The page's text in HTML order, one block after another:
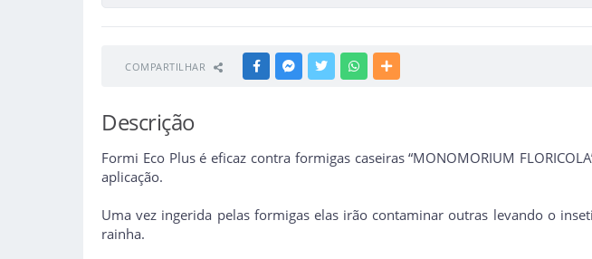
COMPARTILHAR FACEBOOKMESSENGER
TWITTER WHATSAPP
Descrição
Formi Eco Plus é eficaz contra formigas caseiras “MONOMORIUM
aplicação.
Uma vez ingerida pelas formigas elas irão contaminar outras levando o
rainha.